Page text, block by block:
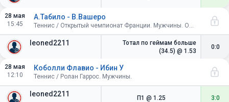
28 мая
15:45
leoned2211
А.Табило - В.Вашеро
Теннис / Открытый чемпионат Франции. Мужчины. Одиночный разряд. 1/32 финала
Тотал по геймам больше
(34.5) @ 1.53
0:0
28 мая
12:10
leoned2211
Коболли Флавио - Ибин У
Теннис / Ролан Гаррос. Мужчины.
П1 @ 1.25 3:0